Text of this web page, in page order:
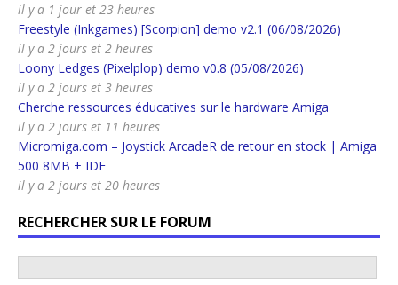
il y a 1 jour et 23 heures
Freestyle (Inkgames) [Scorpion] demo v2.1 (06/08/2026)
il y a 2 jours et 2 heures
Loony Ledges (Pixelplop) demo v0.8 (05/08/2026)
il y a 2 jours et 3 heures
Cherche ressources éducatives sur le hardware Amiga
il y a 2 jours et 11 heures
Micromiga.com – Joystick ArcadeR de retour en stock | Amiga
500 8MB + IDE
il y a 2 jours et 20 heures
RECHERCHER SUR LE FORUM